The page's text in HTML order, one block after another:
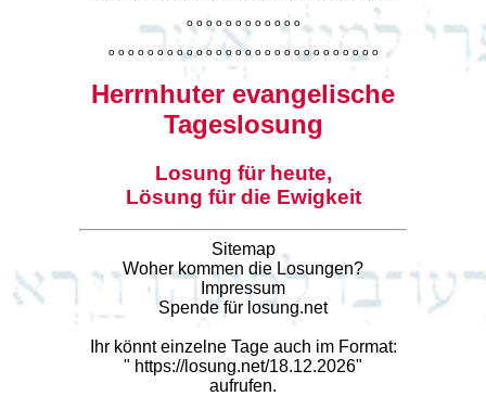
o o o o o o o o o o o o
o o o o o o o o o o o o o o o o o o o o o o o o o o o o
Herrnhuter evangelische
Tageslosung
Losung für heute,
Lösung für die Ewigkeit
Sitemap
Woher kommen die Losungen?
Impressum
Spende für losung.net
Ihr könnt einzelne Tage auch im Format:
" https://losung.net/18.12.2026"
aufrufen.